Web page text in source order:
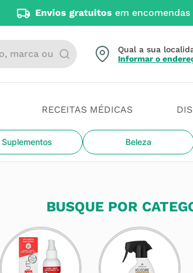
Envios gratuitos em
ou categoria
RECEITAS MÉDICAS
Suplementos Beleza
Qual a sua
Informar o
BUSQUE POR